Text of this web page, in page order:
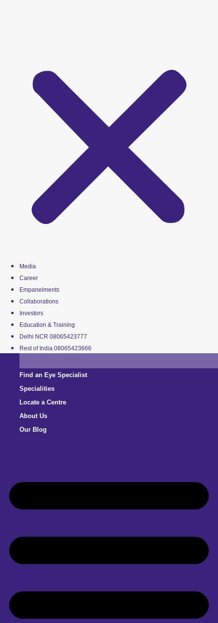
Media
Career
Empanelments
Collaborations
Investors
Education & Training
Delhi NCR 08065423777
Rest of India 08065423666
Find an Eye Specialist
Specialities
Locate a Centre
About Us
Our Blog